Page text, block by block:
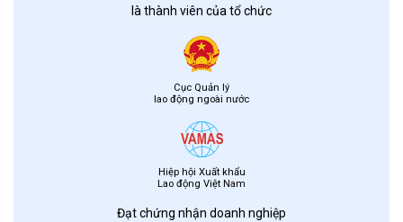
là thành viên của tổ chức
Cục Quản lý
lao động ngoài nước
Hiệp hội Xuất khẩu
Lao động Việt Nam
Đạt chứng nhận doanh nghiệp